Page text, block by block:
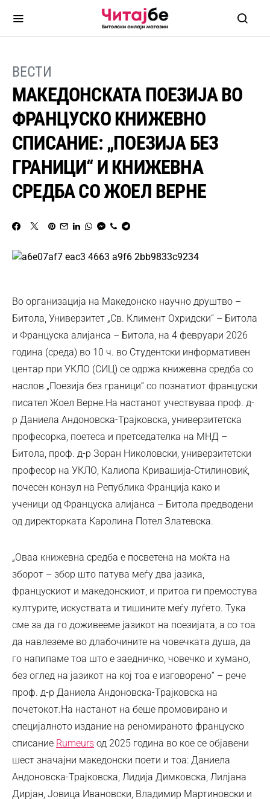
ВЕСТИ
МАКЕДОНСКАТА ПОЕЗИЈА ВО
ФРАНЦУСКО КНИЖЕВНО
СПИСАНИЕ: „ПОЕЗИЈА БЕЗ
ГРАНИЦИ“ И КНИЖЕВНА
СРЕДБА СО ЖОЕЛ ВЕРНЕ
Во организација на Македонско научно друштво –
Битола, Универзитет „Св. Климент Охридски“ – Битола
и Француска алијанса – Битола, на 4 февруари 2026
година (среда) во 10 ч. во Студентски информативен
центар при УКЛО (СИЦ) се одржа книжевна средба со
наслов „Поезија без граници“ со познатиот француски
писател Жоел Верне.На настанот учествуваа проф. д-
р Даниела Андоновска-Трајковска, универзитетска
професорка, поетеса и претседателка на МНД –
Битола, проф. д-р Зоран Николовски, универзитетски
професор на УКЛО, Калиопа Кривашија-Стилиновиќ,
почесен конзул на Република Франција како и
ученици од Француска алијанса – Битола предводени
од директорката Каролина Потел Златевска.
„Оваа книжевна средба е посветена на моќта на
зборот – збор што патува меѓу два јазика,
францускиот и македонскиот, и притоа ги премостува
културите, искуствата и тишините меѓу луѓето. Тука
сме за да го доживееме јазикот на поезијата, а со тоа
да навлеземе во длабочините на човечката душа, да
го напипаме тоа што е заедничко, човечко и хумано,
без оглед на јазикот на кој тоа е изговорено“ – рече
проф. д-р Даниела Андоновска-Трајковска на
почетокот.На настанот на беше промовирано и
специјалното издание на реномираното француско
списание Rumeurs од 2025 година во кое се објавени
шест значајни македонски поети и тоа: Даниела
Андоновска-Трајковска, Лидија Димковска, Лилјана
Дирјан, Јовица Ивановски, Владимир Мартиновски и